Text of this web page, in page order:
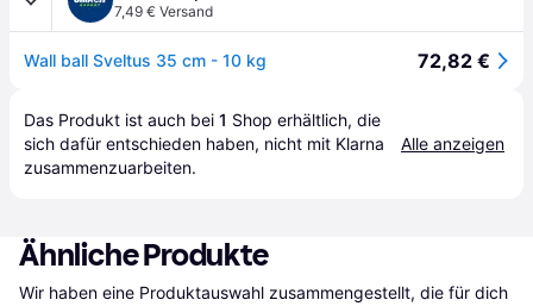
7,49 € Versand
Wall ball Sveltus 35 cm - 10 kg 72,82 €
Das Produkt ist auch bei 1 Shop erhältlich, die
sich dafür entschieden haben, nicht mit Klarna
zusammenzuarbeiten.
Alle anzeigen
Ähnliche Produkte
Wir haben eine Produktauswahl zusammengestellt, die für dich